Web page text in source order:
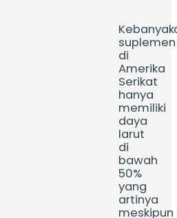
suplemen
di
Amerika
Serikat
hanya
memiliki
daya
larut
di
bawah
50%
yang
artinya
meskipun